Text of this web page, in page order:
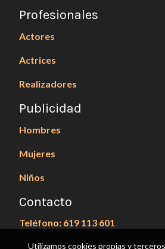
Profesionales
Actores
Actrices
Realizadores
Publicidad
Hombres
Mujeres
Niños
Contacto
Teléfono: 619 113 601
Utilizamos cookies propias y